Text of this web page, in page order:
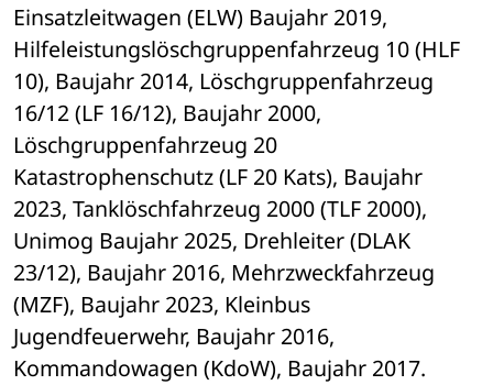
Einsatzleitwagen (ELW) Baujahr 2019,
Hilfeleistungslöschgruppenfahrzeug 10 (HLF
10), Baujahr 2014, Löschgruppenfahrzeug
16/12 (LF 16/12), Baujahr 2000,
Löschgruppenfahrzeug 20
Katastrophenschutz (LF 20 Kats), Baujahr
2023, Tanklöschfahrzeug 2000 (TLF 2000),
Unimog Baujahr 2025, Drehleiter (DLAK
23/12), Baujahr 2016, Mehrzweckfahrzeug
(MZF), Baujahr 2023, Kleinbus
Jugendfeuerwehr, Baujahr 2016,
Kommandowagen (KdoW), Baujahr 2017.